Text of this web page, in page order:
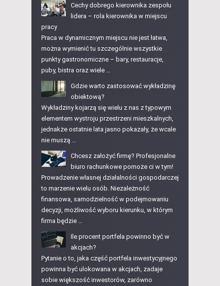
Cechy dobrego kierownika zespołu
lidera – rola kierownika w miejscu
pracy
Praca w dynamicznym miejscu nie jest łatwa,
można wymienić tu szczególnie wszystkie
punkty gastronomiczne – bary, restauracje,
puby, bistra oraz wiele …
Gdzie warto zastosować wykładzinę
obiektową?
Wykładziny kojarzą się wielu z nas z typowym
elementem wystroju przestrzeni mieszkalnych,
jednakże ostatnie lata jasno pokazały, że wcale
nie muszą …
Chcesz założyć firmę? Profesjonalne
biuro rachunkowe pomoże ci w tym!
Prowadzenie własnej działalności gospodarczej
to marzenie wielu osób. Niezależność
finansowa, samodzielność w podejmowaniu
decyzji, możliwość wyboru kierunku, w którym
firma będzie …
Ile procent portfela powinno być w
akcjach?
Pytanie o to, jaka część portfela inwestycyjnego
powinna być ulokowana w akcjach, zadaje
sobie większość inwestorów, zarówno